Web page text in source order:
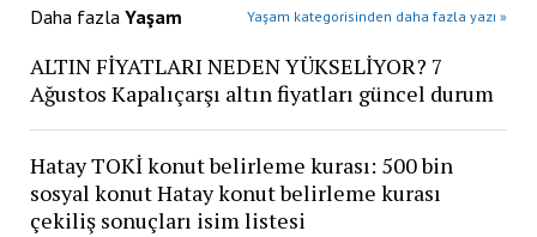
Daha fazla Yaşam Yaşam kategorisinden daha fazla yazı »
ALTIN FİYATLARI NEDEN YÜKSELİYOR? 7
Ağustos Kapalıçarşı altın fiyatları güncel durum
Hatay TOKİ konut belirleme kurası: 500 bin
sosyal konut Hatay konut belirleme kurası
çekiliş sonuçları isim listesi